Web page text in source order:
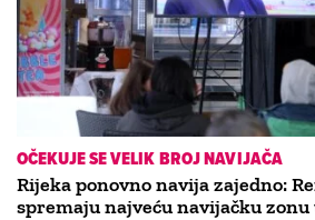
OČEKUJE SE VELIK BROJ NAVIJAČA
Rijeka ponovno navija zajedno:
spremaju najveću navijačku